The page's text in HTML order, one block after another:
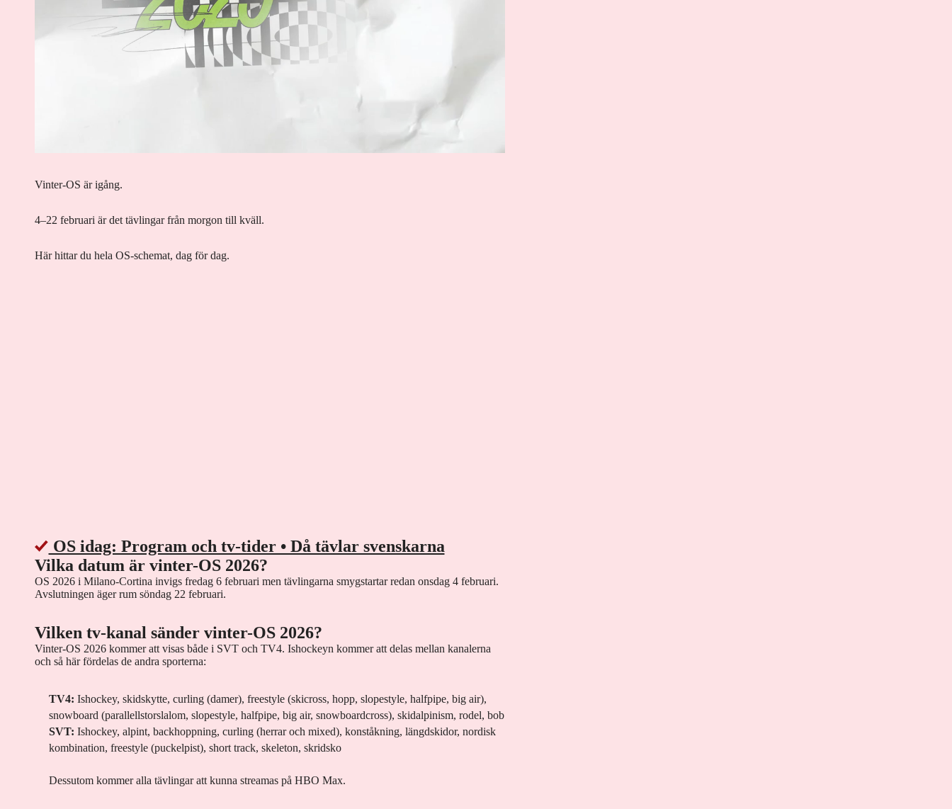
Vinter-OS är igång.
4–22 februari är det tävlingar från morgon till kväll.
Här hittar du hela OS-schemat, dag för dag.
OS idag: Program och tv-tider • Då tävlar svenskarna
Vilka datum är vinter-OS 2026?
OS 2026 i Milano-Cortina invigs fredag 6 februari men tävlingarna smygstartar redan onsdag 4 februari.
Avslutningen äger rum söndag 22 februari.
Vilken tv-kanal sänder vinter-OS 2026?
Vinter-OS 2026 kommer att visas både i SVT och TV4. Ishockeyn kommer att delas mellan kanalerna
och så här fördelas de andra sporterna:
TV4: Ishockey, skidskytte, curling (damer), freestyle (skicross, hopp, slopestyle, halfpipe, big air),
snowboard (parallellstorslalom, slopestyle, halfpipe, big air, snowboardcross), skidalpinism, rodel, bob
SVT: Ishockey, alpint, backhoppning, curling (herrar och mixed), konståkning, längdskidor, nordisk
kombination, freestyle (puckelpist), short track, skeleton, skridsko
Dessutom kommer alla tävlingar att kunna streamas på HBO Max.